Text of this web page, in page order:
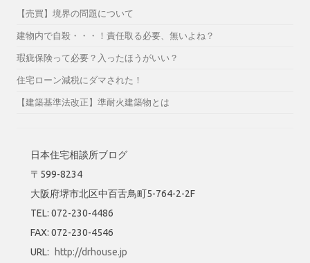
【売買】境界の問題について
建物内で自殺・・・！責任取る必要、無いよね？
瑕疵保険って必要？入ったほうがいい？
住宅ローン減税にダマされた！
【建築基準法改正】準耐火建築物とは
日本住宅相談所ブログ
〒599-8234
大阪府堺市北区中百舌鳥町5-764-2-2F
TEL: 072-230-4486
FAX: 072-230-4546
URL:
http://drhouse.jp